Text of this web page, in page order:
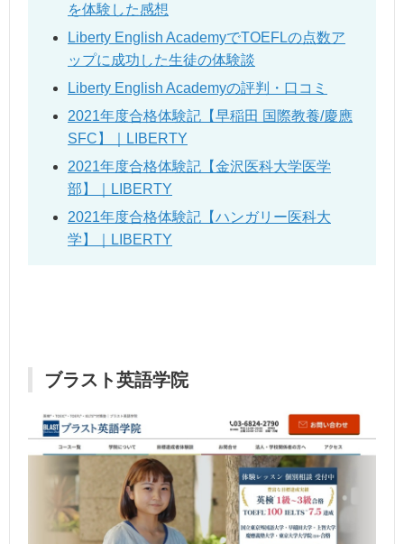
を体験した感想
Liberty English AcademyでTOEFLの点数ア
ップに成功した生徒の体験談
Liberty English Academyの評判・口コミ
2021年度合格体験記【早稲田 国際教養/慶應
SFC】｜LIBERTY
2021年度合格体験記【金沢医科大学医学
部】｜LIBERTY
2021年度合格体験記【ハンガリー医科大
学】｜LIBERTY
ブラスト英語学院